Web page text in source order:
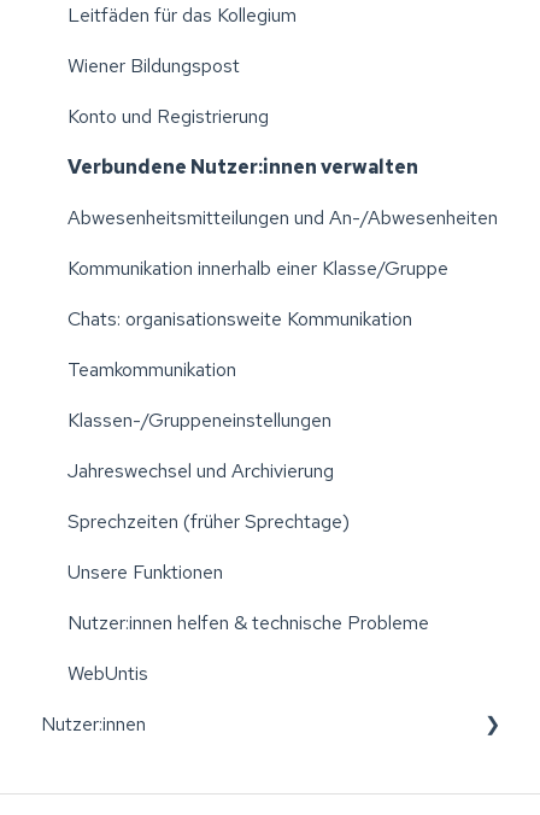
Erste Schritte: Aktivierung der Einrichtung
Einstellungen Ihrer Einrichtung verwalten
Excellisten erstellen
Elternvereine
Administration: Klassen/Gruppen verwalten
Administration: Kollegium verwalten
Administration: Schüler:innen/Kinder verwalten
Jahreswechsel: Klassen/Gruppen aktualisieren
Abwesenheitsmitteilungen und An-/Abwesenheiten
Sprechzeiten (früher "Sprechtage")
Mitteilungen
Chats
Klassen-/Gruppentagebuch
FoxPay
FoxPortfolio
Leitfäden für das Kollegium
Wiener Bildungspost
Konto und Registrierung
Verbundene Nutzer:innen verwalten
Abwesenheitsmitteilungen und An-/Abwesenheiten
Kommunikation innerhalb einer Klasse/Gruppe
Chats: organisationsweite Kommunikation
Teamkommunikation
Klassen-/Gruppeneinstellungen
Jahreswechsel und Archivierung
Sprechzeiten (früher Sprechtage)
Unsere Funktionen
Nutzer:innen helfen & technische Probleme
WebUntis
Nutzer:innen